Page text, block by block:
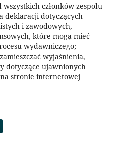
członków zespołu
deklaracji dotyczących
i zawodowych,
które mogą mieć
wydawniczego;
wyjaśnienia,
dotyczące ujawnionych
stronie internetowej